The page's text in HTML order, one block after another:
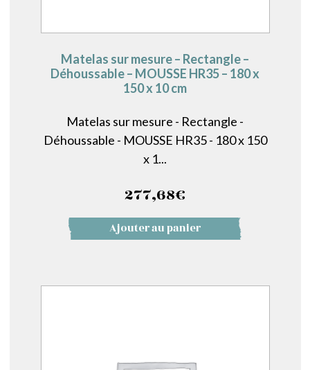
Matelas sur mesure – Rectangle –
Déhoussable – MOUSSE HR35 – 180 x
150 x 10 cm
Matelas sur mesure - Rectangle -
Déhoussable - MOUSSE HR35 - 180 x 150
x 1...
277,68€
Ajouter au panier